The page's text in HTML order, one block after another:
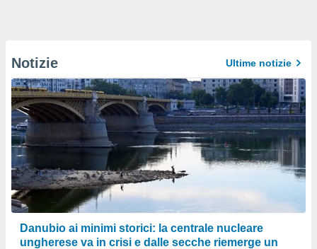
Notizie Ultime notizie
Danubio ai minimi storici: la centrale nucleare
ungherese va in crisi e dalle secche riemerge un